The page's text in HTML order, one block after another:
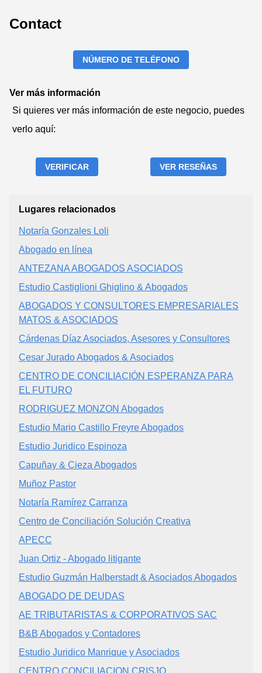
Contact
NÚMERO DE TELÉFONO
Ver más información
Si quieres ver más información de este negocio, puedes
verlo aquí:
VERIFICAR VER RESEÑAS
Lugares relacionados
Notaría Gonzales Loli
Abogado en línea
ANTEZANA ABOGADOS ASOCIADOS
Estudio Castiglioni Ghiglino & Abogados
ABOGADOS Y CONSULTORES EMPRESARIALES
MATOS & ASOCIADOS
Cárdenas Díaz Asociados, Asesores y Consultores
Cesar Jurado Abogados & Asociados
CENTRO DE CONCILIACIÓN ESPERANZA PARA
EL FUTURO
RODRIGUEZ MONZON Abogados
Estudio Mario Castillo Freyre Abogados
Estudio Juridico Espinoza
Capuñay & Cieza Abogados
Muñoz Pastor
Notaría Ramírez Carranza
Centro de Conciliación Solución Creativa
APECC
Juan Ortiz - Abogado litigante
Estudio Guzmán Halberstadt & Asociados Abogados
ABOGADO DE DEUDAS
AE TRIBUTARISTAS & CORPORATIVOS SAC
B&B Abogados y Contadores
Estudio Juridico Manrique y Asociados